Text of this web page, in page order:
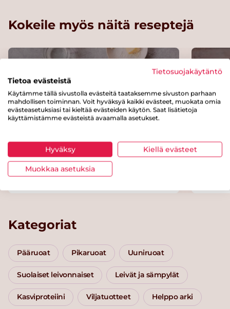
Kokeile myös näitä reseptejä
Toscanalainen papukeitto
Kategoriat
Pääruoat Pikaruoat Uuniruoat
Suolaiset leivonnaiset Leivät ja sämpylät
Kasviproteiini Viljatuotteet Helppo arki
Tietosuojakäytäntö
Tietoa evästeistä
Käytämme tällä sivustolla evästeitä taataksemme sivuston parhaan
mahdollisen toiminnan. Voit hyväksyä kaikki evästeet, muokata omia
evästeasetuksiasi tai kieltää evästeiden käytön. Saat lisätietoja
käyttämistämme evästeistä avaamalla asetukset.
Hyväksy Kiellä evästeet
Muokkaa asetuksia